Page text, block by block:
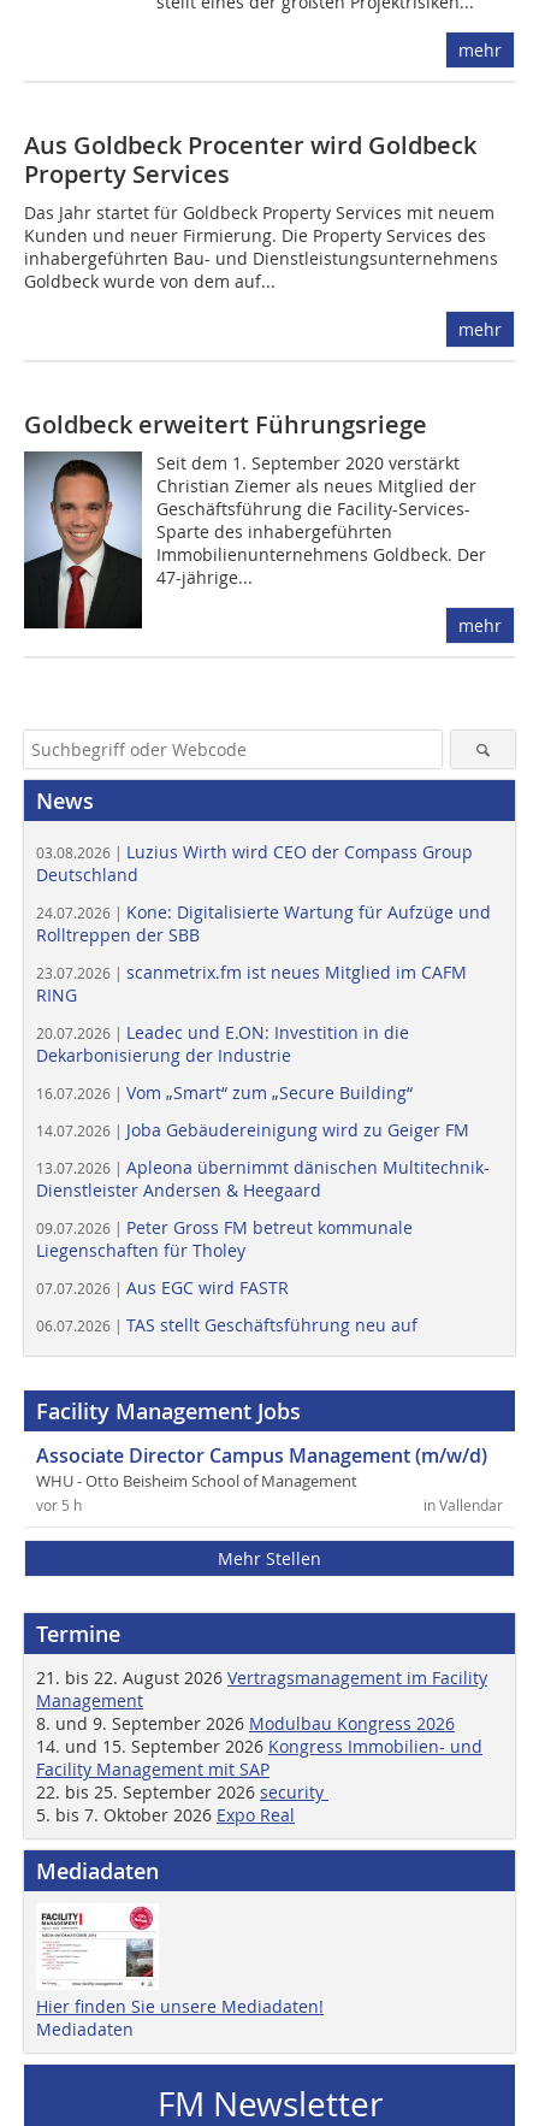
mehr
Aus Goldbeck Procenter wird Goldbeck
Property Services
Das Jahr startet für Goldbeck Property Services mit neuem
Kunden und neuer Firmierung. Die Property Services des
inhabergeführten Bau- und Dienstleistungsunternehmens
Goldbeck wurde von dem auf...
mehr
Goldbeck erweitert Führungsriege
Seit dem 1. September 2020 verstärkt
Christian Ziemer als neues Mitglied der
Geschäftsführung die Facility-Services-
Sparte des inhabergeführten
Immobilienunternehmens Goldbeck. Der
47-jährige...
mehr
News
03.08.2026 | Luzius Wirth wird CEO der Compass Group
Deutschland
24.07.2026 | Kone: Digitalisierte Wartung für Aufzüge und
Rolltreppen der SBB
23.07.2026 | scanmetrix.fm ist neues Mitglied im CAFM
RING
20.07.2026 | Leadec und E.ON: Investition in die
Dekarbonisierung der Industrie
16.07.2026 | Vom „Smart“ zum „Secure Building“
14.07.2026 | Joba Gebäudereinigung wird zu Geiger FM
13.07.2026 | Apleona übernimmt dänischen Multitechnik-
Dienstleister Andersen & Heegaard
09.07.2026 | Peter Gross FM betreut kommunale
Liegenschaften für Tholey
07.07.2026 | Aus EGC wird FASTR
06.07.2026 | TAS stellt Geschäftsführung neu auf
Facility Management Jobs
Associate Director Campus Management (m/w/d)
WHU - Otto Beisheim School of Management
in Vallendar
vor 5 h
Mehr Stellen
Termine
21. bis 22. August 2026 Vertragsmanagement im Facility
Management
8. und 9. September 2026 Modulbau Kongress 2026
14. und 15. September 2026 Kongress Immobilien- und
Facility Management mit SAP
22. bis 25. September 2026 security
5. bis 7. Oktober 2026 Expo Real
Mediadaten
Hier finden Sie unsere Mediadaten!
Mediadaten
FM Newsletter